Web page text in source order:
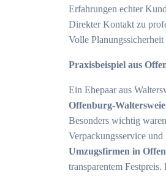
Erfahrungen echter
Direkter Kontakt zu
Volle
Praxisbeispiel aus
Ein Ehepaar aus
Offenburg-
Besonders wichtig
Verpackungsservice
Umzugsfirmen in
transparentem